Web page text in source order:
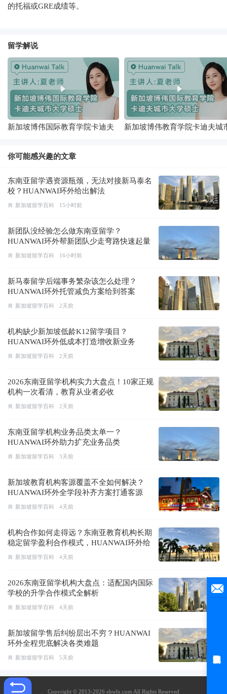
的托福或GRE成绩等。
留学解说
新加坡博伟国际教育学院卡迪夫
新加坡博伟教育学院卡迪夫城
你可能感兴趣的文章
东南亚留学遇资源瓶颈，无法对接新马泰名
校？HUANWAI环外给出解法
新加坡留学百科 15小时前
新团队没经验怎么做东南亚留学？
HUANWAI环外帮新团队少走弯路快速起量
新加坡留学百科 16小时前
新马泰留学后端事务繁杂该怎么处理？
HUANWAI环外托管减负方案给到答案
新加坡留学百科 2天前
机构缺少新加坡低龄K12留学项目？
HUANWAI环外低成本打造增收新业务
新加坡留学百科 2天前
2026东南亚留学机构实力大盘点！10家正规
机构一次看清，教育从业者必收
新加坡留学百科 2天前
东南亚留学机构业务品类太单一？
HUANWAI环外助力扩充业务品类
新加坡留学百科 3天前
新加坡教育机构客源覆盖不全如何解决？
HUANWAI环外全学段补齐方案打通客源
新加坡留学百科 4天前
机构合作如何走得远？东南亚教育机构长期
稳定留学盈利合作模式，HUANWAI环外给
出答案
新加坡留学百科 4天前
2026东南亚留学机构大盘点：适配国内国际
学校的升学合作模式全解析
新加坡留学百科 4天前
新加坡留学售后纠纷层出不穷？HUANWAI
环外全程兜底解决各类难题
新加坡留学百科 5天前
Copyright © 2013-2026 ehwlx.com All Rights Reserved